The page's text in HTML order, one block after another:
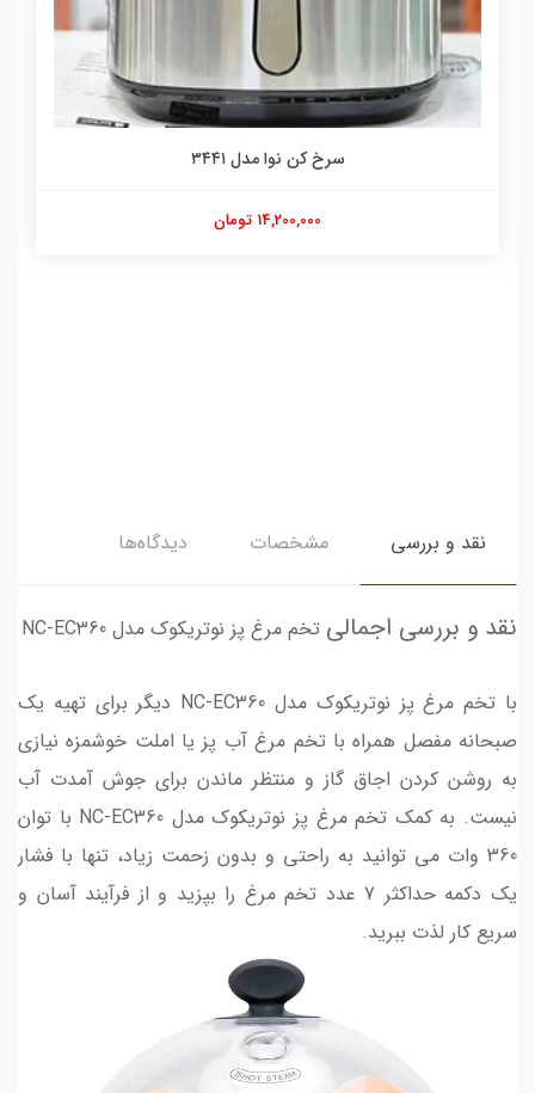
سرخ کن نوا مدل ۳۴۴۱
14,200,000 تومان
نقد و بررسی مشخصات دیدگاه‌ها
نقد و بررسی اجمالی تخم مرغ پز نوتریکوک مدل NC-EC360
با تخم مرغ پز نوتریکوک مدل NC-EC360 دیگر برای تهیه یک
صبحانه مفصل همراه با تخم مرغ آب پز یا املت خوشمزه نیازی
به روشن کردن اجاق گاز و منتظر ماندن برای جوش آمدت آب
نیست. به کمک تخم مرغ پز نوتریکوک مدل NC-EC360 با توان
360 وات می توانید به راحتی و بدون زحمت زیاد، تنها با فشار
یک دکمه حداکثر 7 عدد تخم مرغ را بپزید و از فرآیند آسان و
سریع کار لذت ببرید.